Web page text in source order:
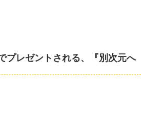
プレゼントされる、『別次元へ